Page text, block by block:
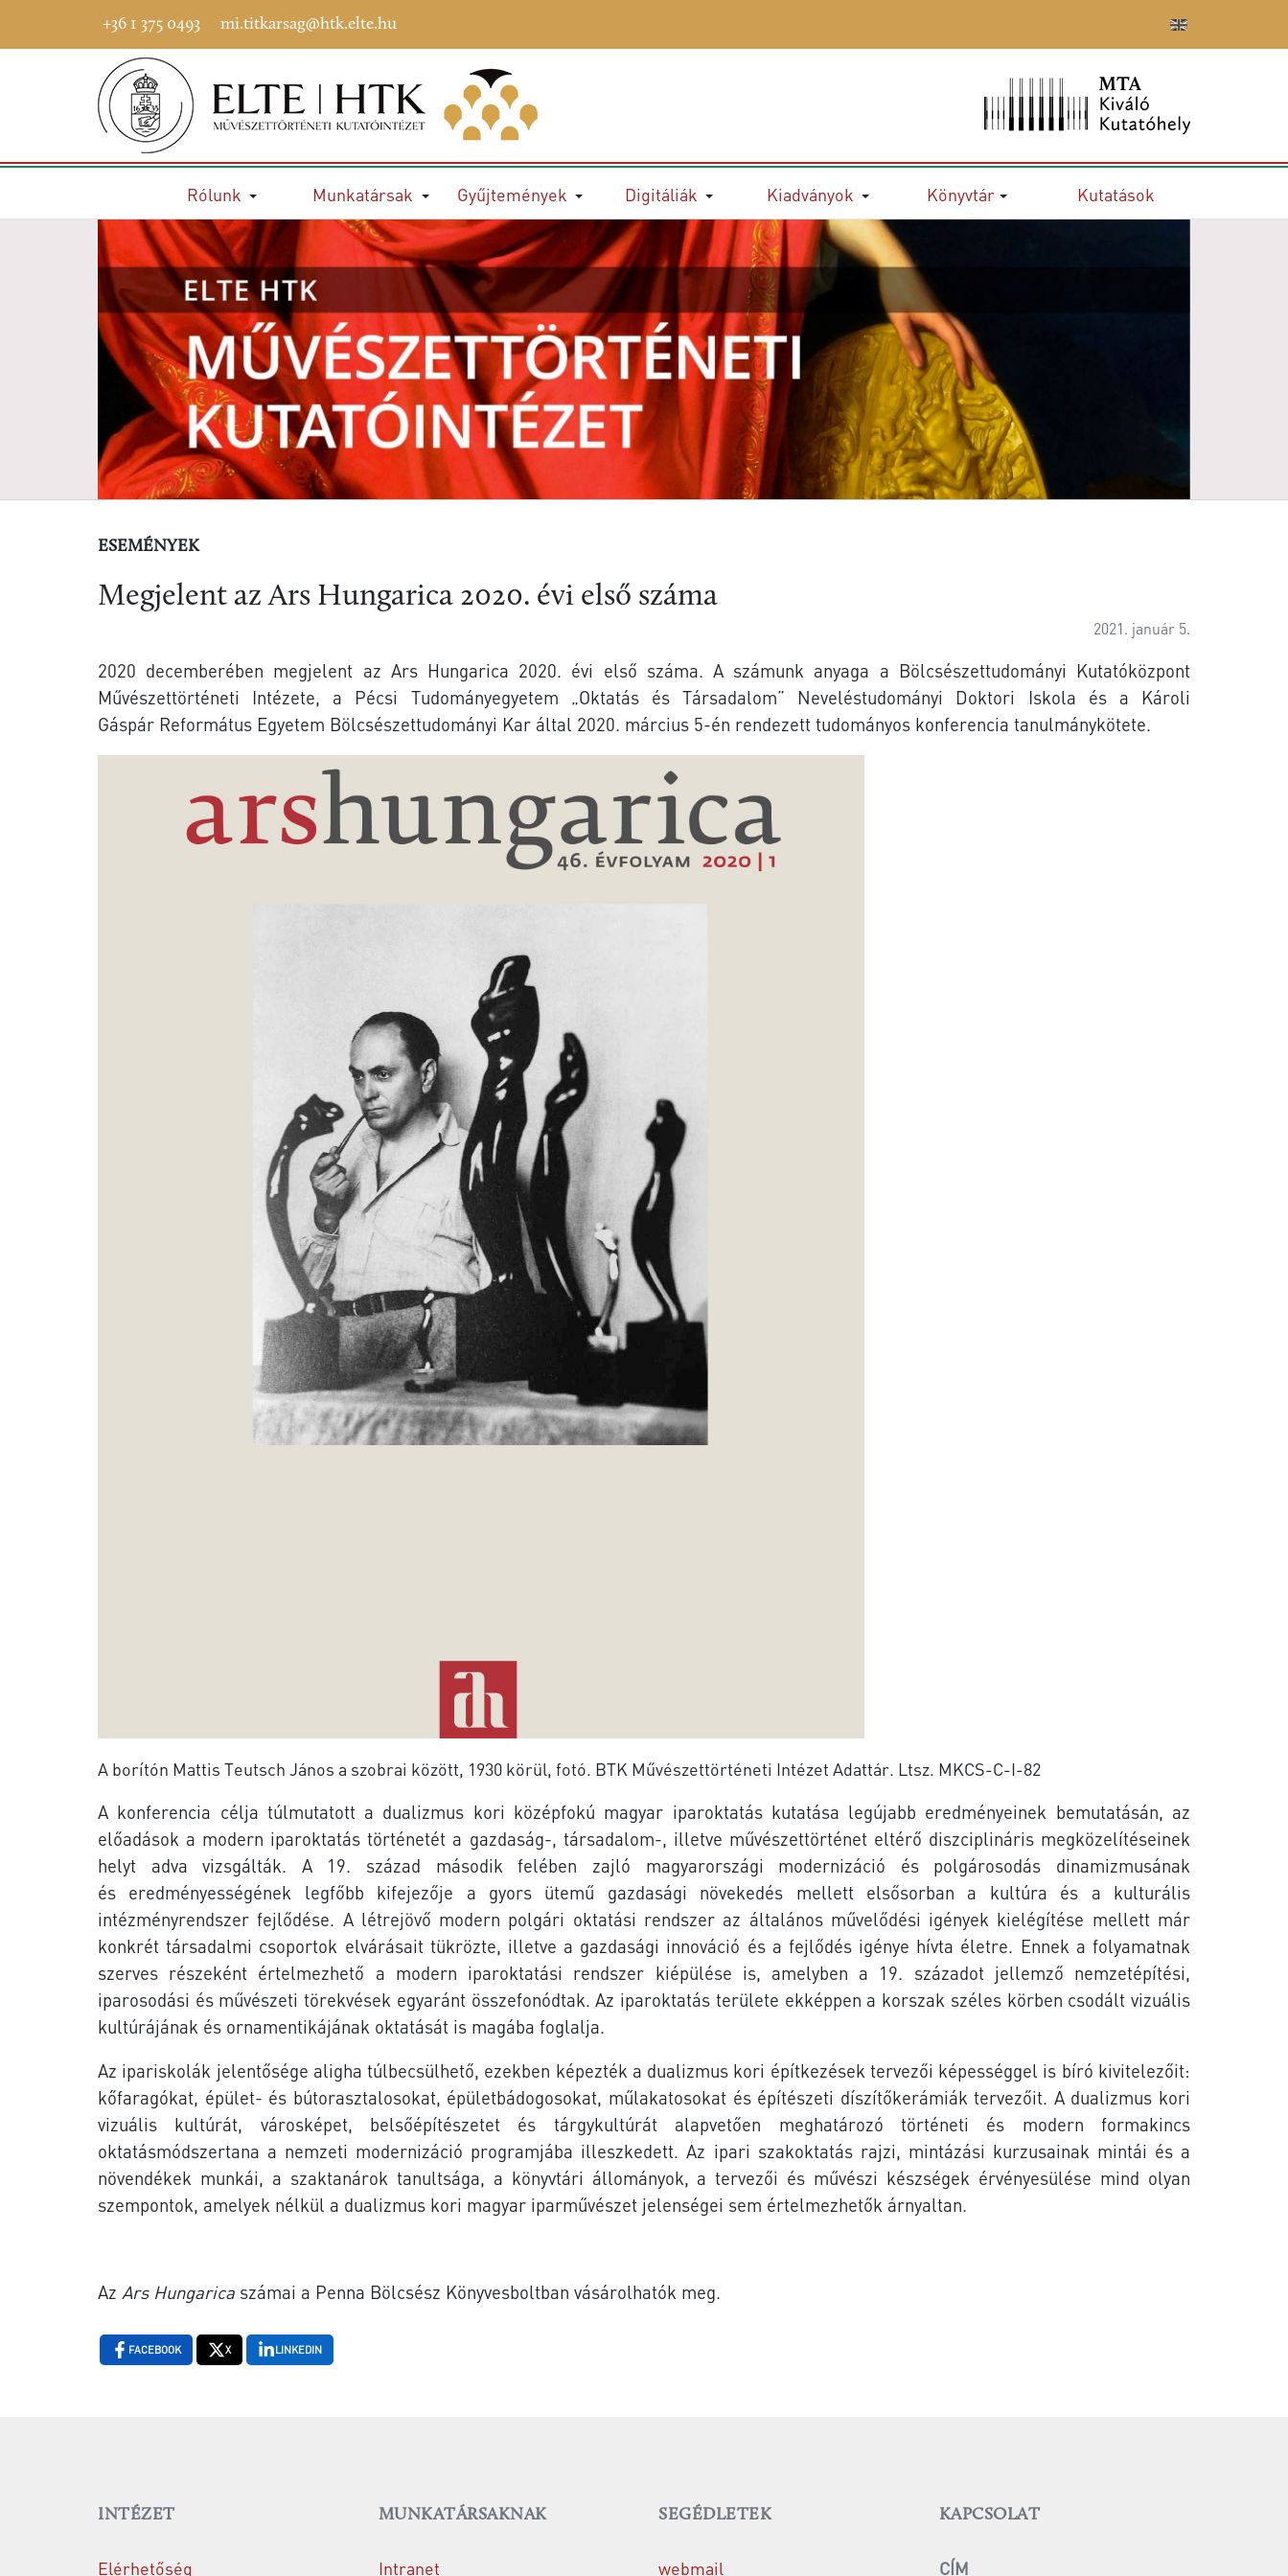
+36 1 375 0493 mi.titkarsag@htk.elte.hu
Rólunk Munkatársak Gyűjtemények Digitáliák Kiadványok Könyvtár Kutatások
ESEMÉNYEK
Megjelent az Ars Hungarica 2020. évi első száma
2021. január 5.
2020 decemberében megjelent az Ars Hungarica 2020. évi első száma. A számunk anyaga a Bölcsészettudományi Kutatóközpont
Művészettörténeti Intézete, a Pécsi Tudományegyetem „Oktatás és Társadalom” Neveléstudományi Doktori Iskola és a Károli
Gáspár Református Egyetem Bölcsészettudományi Kar által 2020. március 5-én rendezett tudományos konferencia tanulmánykötete.
A borítón Mattis Teutsch János a szobrai között, 1930 körül, fotó. BTK Művészettörténeti Intézet Adattár. Ltsz. MKCS-C-I-82
A konferencia célja túlmutatott a dualizmus kori középfokú magyar iparoktatás kutatása legújabb eredményeinek bemutatásán, az
előadások a modern iparoktatás történetét a gazdaság-, társadalom-, illetve művészettörténet eltérő diszciplináris megközelítéseinek
helyt adva vizsgálták. A 19. század második felében zajló magyarországi modernizáció és polgárosodás dinamizmusának
és eredményességének legfőbb kifejezője a gyors ütemű gazdasági növekedés mellett elsősorban a kultúra és a kulturális
intézményrendszer fejlődése. A létrejövő modern polgári oktatási rendszer az általános művelődési igények kielégítése mellett már
konkrét társadalmi csoportok elvárásait tükrözte, illetve a gazdasági innováció és a fejlődés igénye hívta életre. Ennek a folyamatnak
szerves részeként értelmezhető a modern iparoktatási rendszer kiépülése is, amelyben a 19. századot jellemző nemzetépítési,
iparosodási és művészeti törekvések egyaránt összefonódtak. Az iparoktatás területe ekképpen a korszak széles körben csodált vizuális
kultúrájának és ornamentikájának oktatását is magába foglalja.
Az ipariskolák jelentősége aligha túlbecsülhető, ezekben képezték a dualizmus kori építkezések tervezői képességgel is bíró kivitelezőit:
kőfaragókat, épület- és bútorasztalosokat, épületbádogosokat, műlakatosokat és építészeti díszítőkerámiák tervezőit. A dualizmus kori
vizuális kultúrát, városképet, belsőépítészetet és tárgykultúrát alapvetően meghatározó történeti és modern formakincs
oktatásmódszertana a nemzeti modernizáció programjába illeszkedett. Az ipari szakoktatás rajzi, mintázási kurzusainak mintái és a
növendékek munkái, a szaktanárok tanultsága, a könyvtári állományok, a tervezői és művészi készségek érvényesülése mind olyan
szempontok, amelyek nélkül a dualizmus kori magyar iparművészet jelenségei sem értelmezhetők árnyaltan.
Az Ars Hungarica számai a Penna Bölcsész Könyvesboltban vásárolhatók meg.
FACEBOOK X LINKEDIN
INTÉZET
Elérhetőség
MUNKATÁRSAKNAK
Intranet
SEGÉDLETEK
webmail
KAPCSOLAT
CÍM